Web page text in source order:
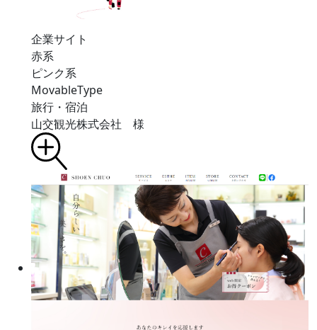
企業サイト
赤系
ピンク系
MovableType
旅行・宿泊
山交観光株式会社 様